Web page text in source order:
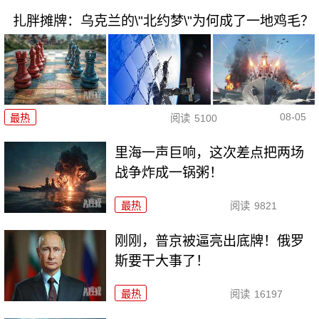
扎胖摊牌：乌克兰的\"北约梦\"为何成了一地鸡毛？
最热 阅读 5100 08-05
里海一声巨响，这次差点把两场
战争炸成一锅粥！
最热 阅读 9821
刚刚，普京被逼亮出底牌！俄罗
斯要干大事了！
最热 阅读 16197